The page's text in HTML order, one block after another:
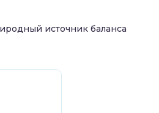
источник баланса